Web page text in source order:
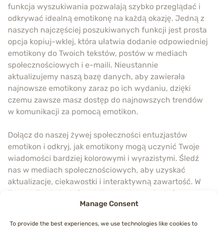
Manage Consent
To provide the best experiences, we use technologies like cookies to
funkcja wyszukiwania pozwalają szybko przeglądać i
odkrywać idealną emotikonę na każdą okazję. Jedną z
naszych najczęściej poszukiwanych funkcji jest prosta
opcja kopiuj-wklej, która ułatwia dodanie odpowiedniej
emotikony do Twoich tekstów, postów w mediach
społecznościowych i e-maili. Nieustannie
aktualizujemy naszą bazę danych, aby zawierała
najnowsze emotikony zaraz po ich wydaniu, dzięki
czemu zawsze masz dostęp do najnowszych trendów
w komunikacji za pomocą emotikon.
Dołącz do naszej żywej społeczności entuzjastów
emotikon i odkryj, jak emotikony mogą uczynić Twoje
wiadomości bardziej kolorowymi i wyrazistymi. Śledź
nas w mediach społecznościowych, aby uzyskać
aktualizacje, ciekawostki i interaktywną zawartość. W
Topemojis nie jesteśmy tylko zasobem – jesteśmy
społecznością, która dąży do tego, aby Twoje cyfrowe